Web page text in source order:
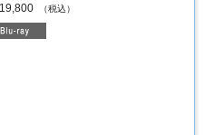
（税込）